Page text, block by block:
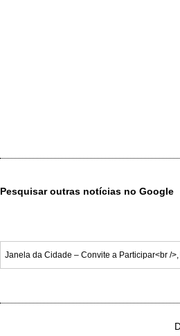
Pesquisar outras notícias no Google